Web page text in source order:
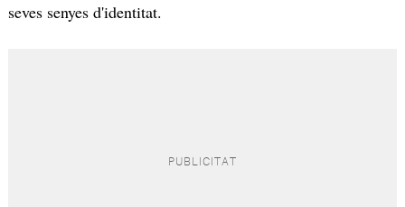
seves senyes d'identitat.